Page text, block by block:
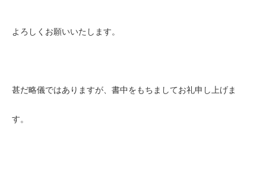
よろしくお願いいたします。
甚だ略儀ではありますが、書中をもちましてお礼申し上げま
す。